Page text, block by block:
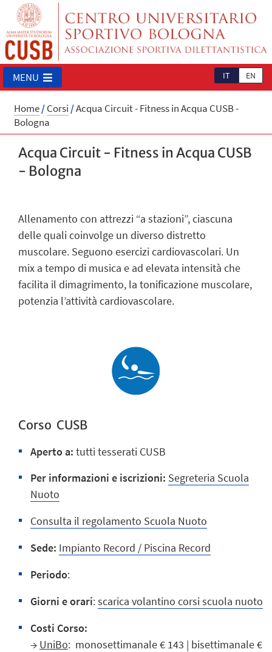
IT EN
MENU
Home/Corsi /Acqua Circuit - Fitness in Acqua CUSB -
Bologna
Acqua Circuit - Fitness in Acqua CUSB
- Bologna
Allenamento con attrezzi “a stazioni”, ciascuna
delle quali coinvolge un diverso distretto
muscolare. Seguono esercizi cardiovascolari. Un
mix a tempo di musica e ad elevata intensità che
facilita il dimagrimento, la tonificazione muscolare,
potenzia l’attività cardiovascolare.
Corso CUSB
Aperto a: tutti tesserati CUSB
Per informazioni e iscrizioni: Segreteria Scuola
Nuoto
Consulta il regolamento Scuola Nuoto
Sede: Impianto Record / Piscina Record
Periodo:
Giorni e orari:scarica volantino corsi scuola nuoto
Costi Corso:
→ UniBo: monosettimanale € 143 | bisettimanale €